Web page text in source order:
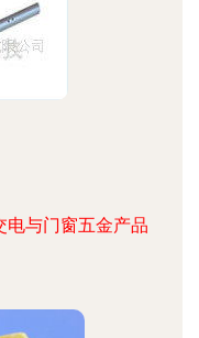
电与门窗五金产品